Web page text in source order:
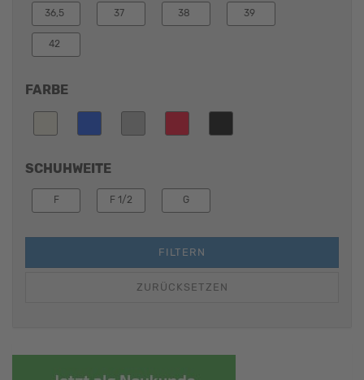
36,5 37 38 39
42
FARBE
SCHUHWEITE
F F 1/2 G
FILTERN
ZURÜCKSETZEN